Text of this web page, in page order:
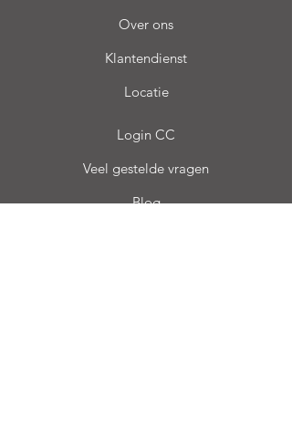
Over ons
Klantendienst
Locatie
Login CC
Veel gestelde vragen
Blog